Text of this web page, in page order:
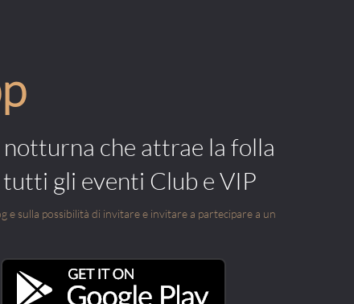
notturna che attrae la folla
gli eventi Club e VIP
e sulla possibilità di invitare e invitare a partecipare a un